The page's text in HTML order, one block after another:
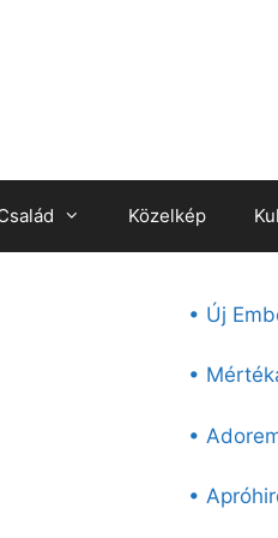
Közelkép
• Új
•
•
•